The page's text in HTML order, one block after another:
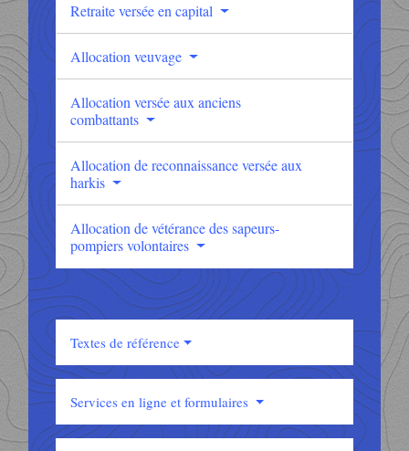
Retraite versée en capital
Allocation veuvage
Allocation versée aux anciens
combattants
Allocation de reconnaissance versée aux
harkis
Allocation de vétérance des sapeurs-
pompiers volontaires
Textes de référence
Services en ligne et formulaires